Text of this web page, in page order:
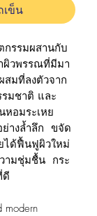
เข็น
รรมผสานกับ
ผิวพรรณที่มีมา
มที่ลงตัวจาก
มชาติ และ
อมระเหย
ย่างล้ำลึก ขจัด
ได้ฟื้นฟูผิวใหม่
ามชุ่มชื้น กระ
ดี
modern